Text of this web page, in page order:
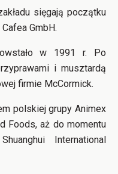
sięgają początku
GmbH.
w 1991 r. Po
i musztardą
firmie McCormick.
polskiej grupy Animex
Foods, aż do momentu
International